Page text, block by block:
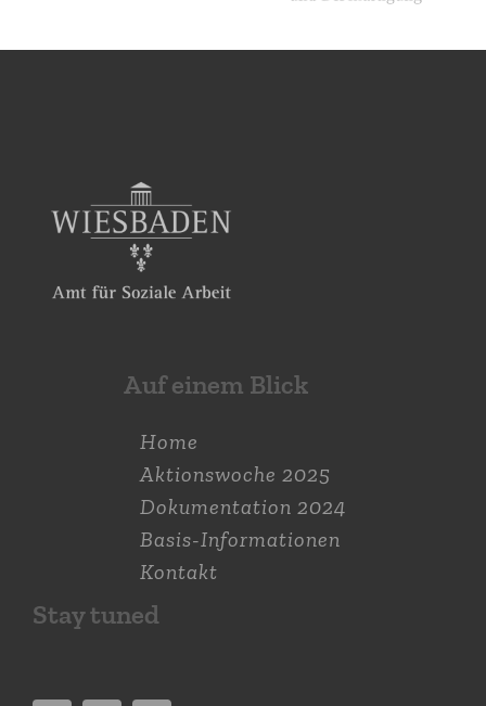
Auf einem Blick
Home
Aktions­woche 2025
Dokumen­tation 2024
Basis-Informationen
Kontakt
Stay tuned